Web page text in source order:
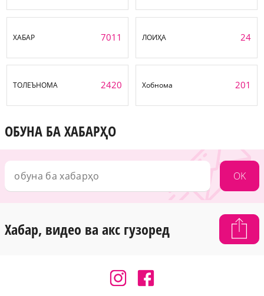
ХАБАР 7011 ЛОИҲА 24
ТОЛЕЪНОМА 2420 Хобнома 201
ОБУНА БА ХАБАРҲО
OK
Хабар, видео ва акс гузоред